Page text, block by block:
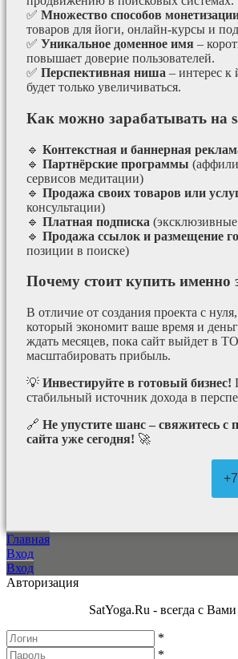
✅ Множество способов
товаров для йоги, онлайн-курсы и
✅ Уникальное доменное имя –
повышает доверие пользователей.
✅ Перспективная ниша – интерес к
будет только увеличиваться.
Как можно зарабатывать на
🔹 Контекстная и баннерная
🔹 Партнёрские программы
сервисов медитации)
🔹 Продажа своих товаров или
консультации)
🔹 Платная подписка
🔹 Продажа ссылок и размещение
позиции в поиске)
Почему стоит купить именно
В отличие от создания проекта с нуля,
который экономит ваше время и
ждать месяцев, пока сайт выйдет в
масштабировать прибыль.
💡 Инвестируйте в готовый бизнес!
стабильный источник дохода в
🔗 Не упустите шанс – свяжитесь с
сайта уже сегодня! 🚀
Главная
Вход
Вход
Авторизация
SatYoga.Ru - всегда с
*
*